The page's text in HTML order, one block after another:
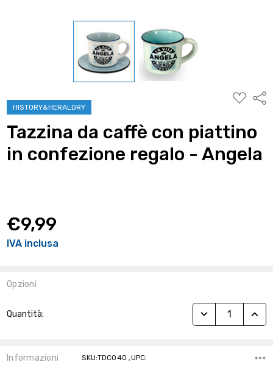
HISTORY&HERALDRY
ALLA
Tazzina da caffè con piattino
in confezione regalo - Angela
€9,99
IVA inclusa
Opzioni
Attuale:
Quantità: RIDUCI
Informazioni SKU:TDC040 ,UPC: